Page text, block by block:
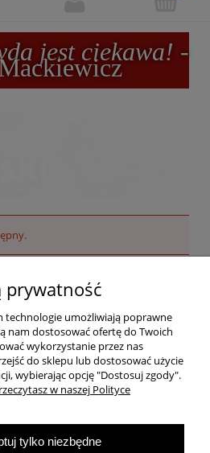
jest ciekawa! -
Pomoc
Dostawa
Moje konto
prywatność
technologie umożliwiają poprawne
nam dostosować ofertę do Twoich
wykorzystanie przez nas
do sklepu lub dostosować użycie
wybierając opcję "Dostosuj zgody".
w naszej Polityce
tylko niezbędne